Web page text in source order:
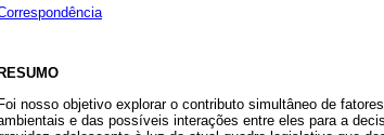
RESUMO
nosso objetivo explorar o contributo simultâneo de
e das possíveis interações entre eles para a